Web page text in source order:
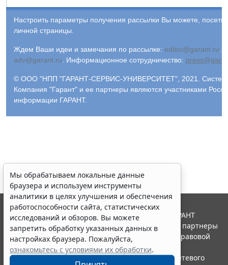
Настроить параметры получения рассылки Вы можете,
личной страницы.
Ждем Ваши идеи и замечания по рассылке: editor@garant.ru
adv@garant.ru
Информационное сотрудничество:
© ООО "НПП "ГАРАНТ-СЕРВИС-УНИВЕРСИТЕТ", 2021. Система
Компания "Гарант" и ее партнеры являются участниками
информации ГАРАНТ.
Мы обрабатываем локальные данные
браузера и используем инструменты
аналитики в целях улучшения и обеспечения
работоспособности сайта, статистических
исследований и обзоров. Вы можете
запретить обработку указанных данных в
настройках браузера. Пожалуйста,
ознакомьтесь с условиями их обработки.
© ООО "НПП "ГАРАНТ-СЕРВИС", 2026. Система ГАРАНТ
выпускается с 1990 года. Компания "Гарант" и ее партнеры
являются участниками Российской ассоциации правовой
информации ГАРАНТ.
Портал ГАРАНТ.РУ зарегистрирован в качестве сетевого